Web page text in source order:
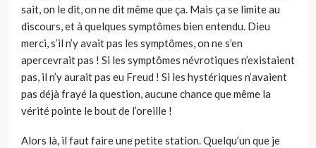
sait, on le dit, on ne dit même que ça. Mais ça se limite au
discours, et à quelques symptômes bien entendu. Dieu
merci, s’il n’y avait pas les symptômes, on ne s’en
apercevrait pas ! Si les symptômes névrotiques n’existaient
pas, il n’y aurait pas eu Freud ! Si les hystériques n’avaient
pas déjà frayé la question, aucune chance que même la
vérité pointe le bout de l’oreille !
Alors là, il faut faire une petite station. Quelqu’un que je